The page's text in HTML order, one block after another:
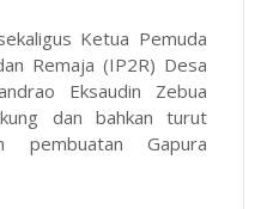
Ketua Pemuda
Remaja (IP2R) Desa
Eksaudin Zebua
dan bahkan turut
pembuatan Gapura